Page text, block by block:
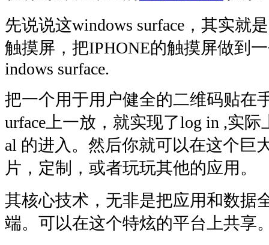
先说说这windows surface，其实就
触摸屏，把IPHONE的触摸屏做到
indows surface.
把一个用于用户健全的二维码贴在
urface上一放，就实现了log in ,实
al 的进入。然后你就可以在这个巨
片，定制，或者玩玩其他的应用。
其核心技术，无非是把应用和数据
端。可以在这个特炫的平台上共享